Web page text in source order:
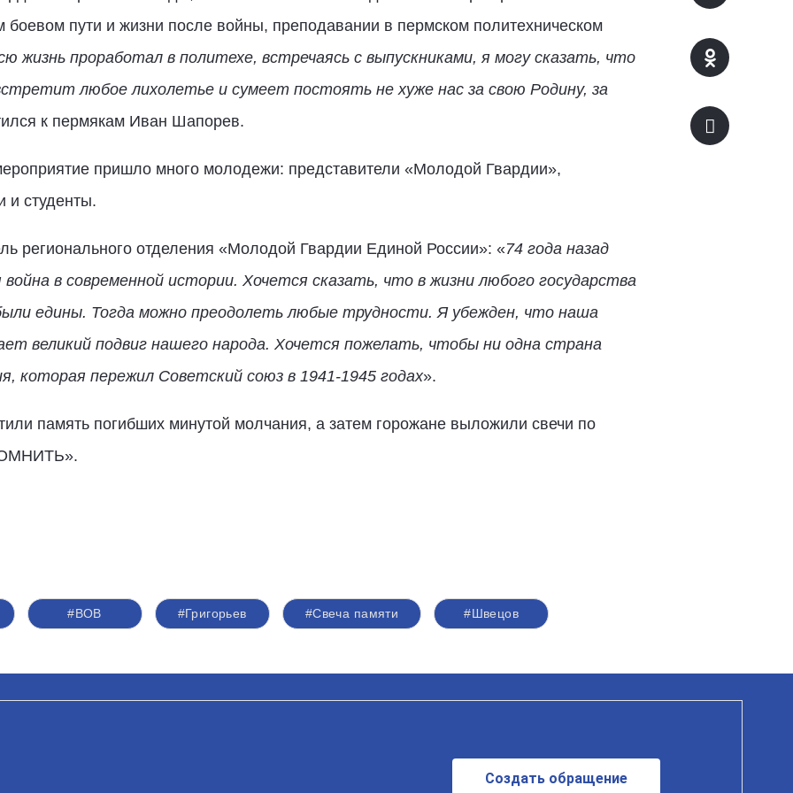
пути и жизни после войны, преподавании в пермском политехническом
жизнь проработал в политехе, встречаясь с выпускниками, я могу сказать, что
любое лихолетье и сумеет постоять не хуже нас за свою Родину, за
к пермякам Иван Шапорев.
пришло много молодежи: представители «Молодой Гвардии»,
и студенты.
регионального отделения «Молодой Гвардии Единой России»: «74 года назад
в современной истории. Хочется сказать, что в жизни любого государства
едины. Тогда можно преодолеть любые трудности. Я убежден, что наша
великий подвиг нашего народа. Хочется пожелать, чтобы ни одна страна
которая пережил Советский союз в 1941-1945 годах».
память погибших минутой молчания, а затем горожане выложили свечи по
#ВОВ #Григорьев #Свеча памяти #Швецов
Создать обращение